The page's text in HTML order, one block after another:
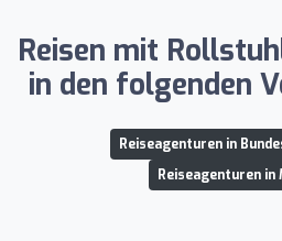
Reisen mit
in den folgenden
Reiseagenturen in
Reiseagenturen in